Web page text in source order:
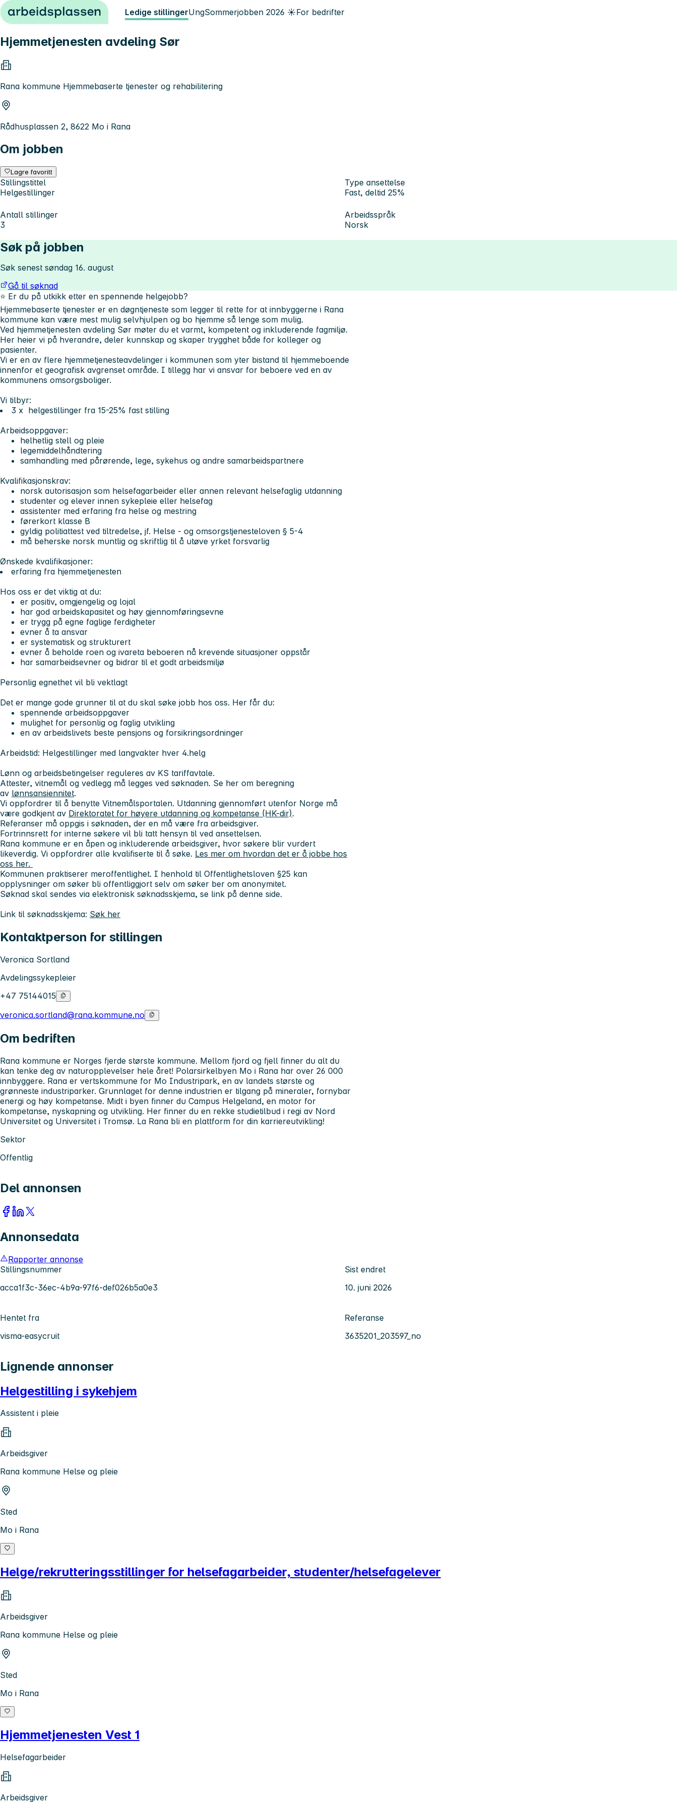
Hopp til innhold Ledige stillingerUngSommerjobben 2026 ☀️For bedrifter
Hjemmetjenesten avdeling Sør
Rana kommune Hjemmebaserte tjenester og rehabilitering
Rådhusplassen 2, 8622 Mo i Rana
Om jobben
Lagre favoritt
Stillingstittel
Helgestillinger
Type ansettelse
Fast, deltid 25%
Antall stillinger
3
Arbeidsspråk
Norsk
Søk på jobben
Søk senest søndag 16. august
Gå til søknad
⭐ Er du på utkikk etter en spennende helgejobb?
Hjemmebaserte tjenester er en døgntjeneste som legger til rette for at innbyggerne i Rana
kommune kan være mest mulig selvhjulpen og bo hjemme så lenge som mulig.
Ved hjemmetjenesten avdeling Sør møter du et varmt, kompetent og inkluderende fagmiljø.
Her heier vi på hverandre, deler kunnskap og skaper trygghet både for kolleger og
pasienter.
Vi er en av flere hjemmetjenesteavdelinger i kommunen som yter bistand til hjemmeboende
innenfor et geografisk avgrenset område. I tillegg har vi ansvar for beboere ved en av
kommunens omsorgsboliger.
Vi tilbyr:
3 x helgestillinger fra 15-25% fast stilling
Arbeidsoppgaver:
helhetlig stell og pleie
legemiddelhåndtering
samhandling med pårørende, lege, sykehus og andre samarbeidspartnere
Kvalifikasjonskrav:
norsk autorisasjon som helsefagarbeider eller annen relevant helsefaglig utdanning
studenter og elever innen sykepleie eller helsefag
assistenter med erfaring fra helse og mestring
førerkort klasse B
gyldig politiattest ved tiltredelse, jf. Helse - og omsorgstjenesteloven § 5-4
må beherske norsk muntlig og skriftlig til å utøve yrket forsvarlig
Ønskede kvalifikasjoner:
erfaring fra hjemmetjenesten
Hos oss er det viktig at du:
er positiv, omgjengelig og lojal
har god arbeidskapasitet og høy gjennomføringsevne
er trygg på egne faglige ferdigheter
evner å ta ansvar
er systematisk og strukturert
evner å beholde roen og ivareta beboeren nå krevende situasjoner oppstår
har samarbeidsevner og bidrar til et godt arbeidsmiljø
Personlig egnethet vil bli vektlagt
Det er mange gode grunner til at du skal søke jobb hos oss. Her får du:
spennende arbeidsoppgaver
mulighet for personlig og faglig utvikling
en av arbeidslivets beste pensjons og forsikringsordninger
Arbeidstid: Helgestillinger med langvakter hver 4.helg
Lønn og arbeidsbetingelser reguleres av KS tariffavtale.
Attester, vitnemål og vedlegg må legges ved søknaden. Se her om beregning
av lønnsansiennitet.
Vi oppfordrer til å benytte Vitnemålsportalen. Utdanning gjennomført utenfor Norge må
være godkjent av Direktoratet for høyere utdanning og kompetanse (HK-dir).
Referanser må oppgis i søknaden, der en må være fra arbeidsgiver.
Fortrinnsrett for interne søkere vil bli tatt hensyn til ved ansettelsen.
Rana kommune er en åpen og inkluderende arbeidsgiver, hvor søkere blir vurdert
likeverdig. Vi oppfordrer alle kvalifiserte til å søke. Les mer om hvordan det er å jobbe hos
oss her.
Kommunen praktiserer meroffentlighet. I henhold til Offentlighetsloven §25 kan
opplysninger om søker bli offentliggjort selv om søker ber om anonymitet.
Søknad skal sendes via elektronisk søknadsskjema, se link på denne side.
Link til søknadsskjema: Søk her
Kontaktperson for stillingen
Veronica Sortland
Avdelingssykepleier
+47 75144015
veronica.sortland@rana.kommune.no
Om bedriften
Rana kommune er Norges fjerde største kommune. Mellom fjord og fjell finner du alt du
kan tenke deg av naturopplevelser hele året! Polarsirkelbyen Mo i Rana har over 26 000
innbyggere. Rana er vertskommune for Mo Industripark, en av landets største og
grønneste industriparker. Grunnlaget for denne industrien er tilgang på mineraler, fornybar
energi og høy kompetanse. Midt i byen finner du Campus Helgeland, en motor for
kompetanse, nyskapning og utvikling. Her finner du en rekke studietilbud i regi av Nord
Universitet og Universitet i Tromsø. La Rana bli en plattform for din karriereutvikling!
Sektor
Offentlig
Del annonsen
Annonsedata
Rapporter annonse
Stillingsnummer
acca1f3c-36ec-4b9a-97f6-def026b5a0e3
Sist endret
10. juni 2026
Hentet fra
visma-easycruit
Referanse
3635201_203597_no
Lignende annonser
Helgestilling i sykehjem
Assistent i pleie
Arbeidsgiver
Rana kommune Helse og pleie
Sted
Mo i Rana
Helge/rekrutteringsstillinger for helsefagarbeider, studenter/helsefagelever
Arbeidsgiver
Rana kommune Helse og pleie
Sted
Mo i Rana
Hjemmetjenesten Vest 1
Helsefagarbeider
Arbeidsgiver